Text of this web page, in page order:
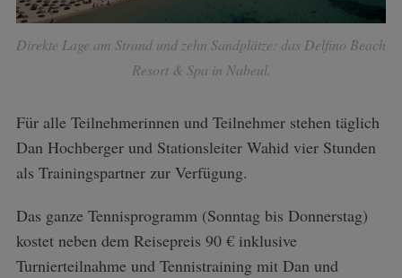
Direkte Lage am Strand und zehn Sandplätze: das Delfino Beach
Resort & Spa in Nabeul.
Für alle Teilnehmerinnen und Teilnehmer stehen täglich
Dan Hochberger und Stationsleiter Wahid vier Stunden
als Trainingspartner zur Verfügung.
Das ganze Tennisprogramm (Sonntag bis Donnerstag)
kostet neben dem Reisepreis 90 € inklusive
Turnierteilnahme und Tennistraining mit Dan und